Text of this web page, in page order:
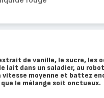
de vanille, le sucre, les
lait dans un saladier, au
vitesse moyenne et battez
le mélange soit onctueux.